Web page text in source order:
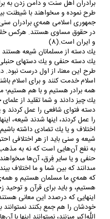
برادران اهل سنت و دامن زدن به
طرح نموده و مى‏خواهند با شيطنت
جمهورى اسلامى همه‌ي برادران
در حقوق مساوى هستند. هركس
و ايران است.(8)
يك دسته از مسلمانان شيعه
يك دسته حنفى و يك دسته‏اى
طرح اين معنا، از اول درست نبود.
اسلام خدمت كنند و براى اسلام
همه برادر هستيم و با هم هستيم؛
يك چيز دادند و شما تقليد از
دسته فتواى شافعى را عمل
را عمل كردند، اينها شدند شيعه،
اختلاف و يا يك تضادى داشته
شيعه و سنى بايد از هر اختلافى
به نفع آن‌هايى است كه نه به
حنفى و يا ساير فِرق، آن‌ها
مى‏دانند كه بين شما و ما اختلاف
كه همه‌ي ما مسلمان هستيم و
هستيم، و بايد براى قرآن و
اينهايى كه درصدد اين معانى
خودشان را هم جمع بكنند